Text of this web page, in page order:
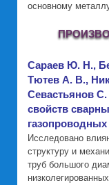
основному
Сараев Ю. Н.,
Тютев А. В.,
Севастьянов
свойств
Исследовано
структуру и
труб большого